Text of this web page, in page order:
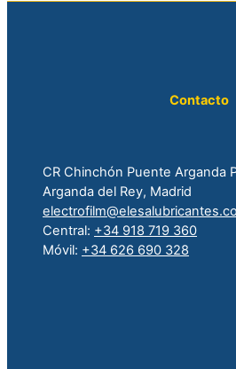
Contacto
CR Chinchón Puente Arganda
Arganda del Rey, Madrid
Central: +34 918 719 360
Móvil: +34 626 690 328